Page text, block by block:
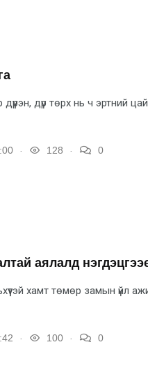
дүр төрх нь ч эртний
128 0
аялалд
хамт төмөр замын үйл
100 0